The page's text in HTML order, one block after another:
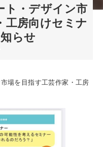
ト・デザイン市
工房向けセミナ
らせ
場を目指す工芸作家・工房